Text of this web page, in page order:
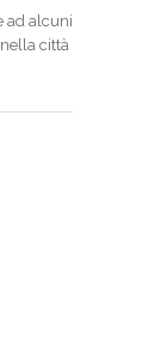
ad alcuni
città